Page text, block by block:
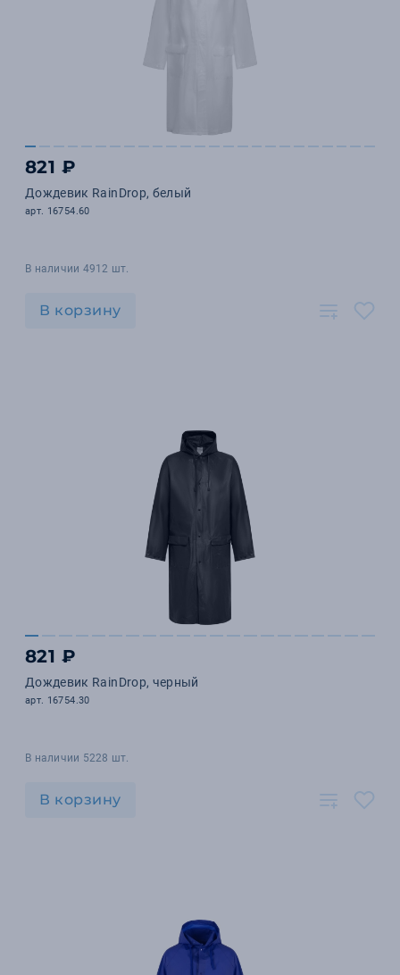
821 ₽
Дождевик RainDrop, белый
арт. 16754.60
В наличии 4912 шт.
В корзину
821 ₽
Дождевик RainDrop, черный
арт. 16754.30
В наличии 5228 шт.
В корзину